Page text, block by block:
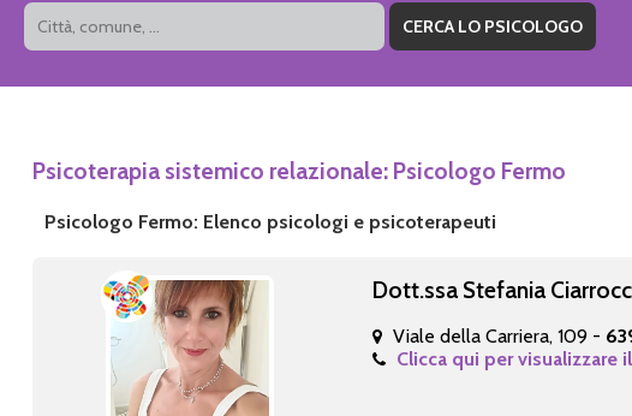
Psicoterapia sistemico relazionale: Psicologo Fermo
Psicologo Fermo: Elenco psicologi e psicoterapeuti
Dott.ssa Stefania
Viale della Carriera, 109 -
Clicca qui per visualizzare